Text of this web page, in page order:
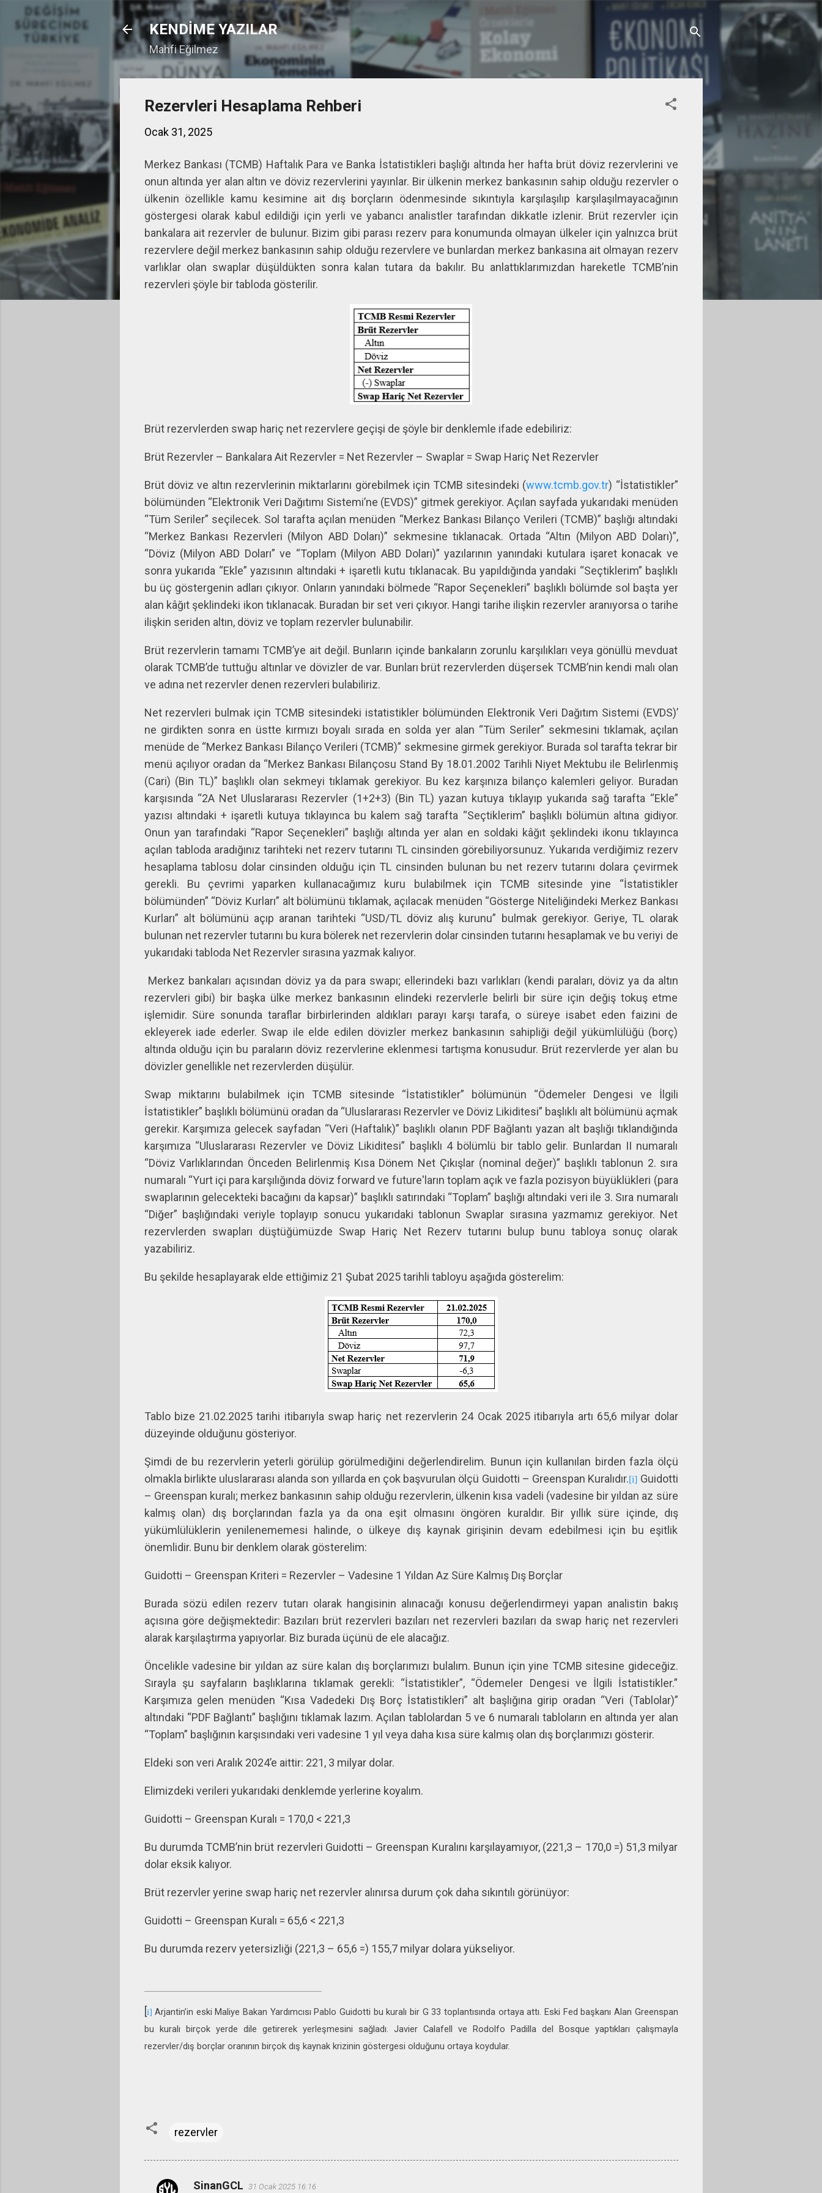
Ana içeriğe atla
KENDİME YAZILAR
Mahfi Eğilmez
Rezervleri Hesaplama Rehberi
Ocak 31, 2025
Merkez Bankası (TCMB) Haftalık Para ve Banka İstatistikleri başlığı altında her hafta brüt döviz rezervlerini ve
onun altında yer alan altın ve döviz rezervlerini yayınlar. Bir ülkenin merkez bankasının sahip olduğu rezervler o
ülkenin özellikle kamu kesimine ait dış borçların ödenmesinde sıkıntıyla karşılaşılıp karşılaşılmayacağının
göstergesi olarak kabul edildiği için yerli ve yabancı analistler tarafından dikkatle izlenir. Brüt rezervler için
bankalara ait rezervler de bulunur. Bizim gibi parası rezerv para konumunda olmayan ülkeler için yalnızca brüt
rezervlere değil merkez bankasının sahip olduğu rezervlere ve bunlardan merkez bankasına ait olmayan rezerv
varlıklar olan swaplar düşüldükten sonra kalan tutara da bakılır. Bu anlattıklarımızdan hareketle TCMB’nin
rezervleri şöyle bir tabloda gösterilir.
Brüt rezervlerden swap hariç net rezervlere geçişi de şöyle bir denklemle ifade edebiliriz:
Brüt Rezervler – Bankalara Ait Rezervler = Net Rezervler – Swaplar = Swap Hariç Net Rezervler
Brüt döviz ve altın rezervlerinin miktarlarını görebilmek için TCMB sitesindeki (www.tcmb.gov.tr) “İstatistikler”
bölümünden “Elektronik Veri Dağıtımı Sistemi’ne (EVDS)” gitmek gerekiyor. Açılan sayfada yukarıdaki menüden
“Tüm Seriler” seçilecek. Sol tarafta açılan menüden “Merkez Bankası Bilanço Verileri (TCMB)” başlığı altındaki
“Merkez Bankası Rezervleri (Milyon ABD Doları)” sekmesine tıklanacak. Ortada “Altın (Milyon ABD Doları)”,
“Döviz (Milyon ABD Doları” ve “Toplam (Milyon ABD Doları)” yazılarının yanındaki kutulara işaret konacak ve
sonra yukarıda “Ekle” yazısının altındaki + işaretli kutu tıklanacak. Bu yapıldığında yandaki “Seçtiklerim” başlıklı
bu üç göstergenin adları çıkıyor. Onların yanındaki bölmede “Rapor Seçenekleri” başlıklı bölümde sol başta yer
alan kâğıt şeklindeki ikon tıklanacak. Buradan bir set veri çıkıyor. Hangi tarihe ilişkin rezervler aranıyorsa o tarihe
ilişkin seriden altın, döviz ve toplam rezervler bulunabilir.
Brüt rezervlerin tamamı TCMB’ye ait değil. Bunların içinde bankaların zorunlu karşılıkları veya gönüllü mevduat
olarak TCMB’de tuttuğu altınlar ve dövizler de var. Bunları brüt rezervlerden düşersek TCMB’nin kendi malı olan
ve adına net rezervler denen rezervleri bulabiliriz.
Net rezervleri bulmak için TCMB sitesindeki istatistikler bölümünden Elektronik Veri Dağıtım Sistemi (EVDS)’
ne girdikten sonra en üstte kırmızı boyalı sırada en solda yer alan “Tüm Seriler” sekmesini tıklamak, açılan
menüde de “Merkez Bankası Bilanço Verileri (TCMB)” sekmesine girmek gerekiyor. Burada sol tarafta tekrar bir
menü açılıyor oradan da “Merkez Bankası Bilançosu Stand By 18.01.2002 Tarihli Niyet Mektubu ile Belirlenmiş
(Cari) (Bin TL)” başlıklı olan sekmeyi tıklamak gerekiyor. Bu kez karşınıza bilanço kalemleri geliyor. Buradan
karşısında “2A Net Uluslararası Rezervler (1+2+3) (Bin TL) yazan kutuya tıklayıp yukarıda sağ tarafta “Ekle”
yazısı altındaki + işaretli kutuya tıklayınca bu kalem sağ tarafta “Seçtiklerim” başlıklı bölümün altına gidiyor.
Onun yan tarafındaki “Rapor Seçenekleri” başlığı altında yer alan en soldaki kâğıt şeklindeki ikonu tıklayınca
açılan tabloda aradığınız tarihteki net rezerv tutarını TL cinsinden görebiliyorsunuz. Yukarıda verdiğimiz rezerv
hesaplama tablosu dolar cinsinden olduğu için TL cinsinden bulunan bu net rezerv tutarını dolara çevirmek
gerekli. Bu çevrimi yaparken kullanacağımız kuru bulabilmek için TCMB sitesinde yine “İstatistikler
bölümünden” “Döviz Kurları” alt bölümünü tıklamak, açılacak menüden “Gösterge Niteliğindeki Merkez Bankası
Kurları” alt bölümünü açıp aranan tarihteki “USD/TL döviz alış kurunu” bulmak gerekiyor. Geriye, TL olarak
bulunan net rezervler tutarını bu kura bölerek net rezervlerin dolar cinsinden tutarını hesaplamak ve bu veriyi de
yukarıdaki tabloda Net Rezervler sırasına yazmak kalıyor.
Merkez bankaları açısından döviz ya da para swapı; ellerindeki bazı varlıkları (kendi paraları, döviz ya da altın
rezervleri gibi) bir başka ülke merkez bankasının elindeki rezervlerle belirli bir süre için değiş tokuş etme
işlemidir. Süre sonunda taraflar birbirlerinden aldıkları parayı karşı tarafa, o süreye isabet eden faizini de
ekleyerek iade ederler. Swap ile elde edilen dövizler merkez bankasının sahipliği değil yükümlülüğü (borç)
altında olduğu için bu paraların döviz rezervlerine eklenmesi tartışma konusudur. Brüt rezervlerde yer alan bu
dövizler genellikle net rezervlerden düşülür.
Swap miktarını bulabilmek için TCMB sitesinde “İstatistikler” bölümünün “Ödemeler Dengesi ve İlgili
İstatistikler” başlıklı bölümünü oradan da “Uluslararası Rezervler ve Döviz Likiditesi” başlıklı alt bölümünü açmak
gerekir. Karşımıza gelecek sayfadan “Veri (Haftalık)” başlıklı olanın PDF Bağlantı yazan alt başlığı tıklandığında
karşımıza “Uluslararası Rezervler ve Döviz Likiditesi” başlıklı 4 bölümlü bir tablo gelir. Bunlardan II numaralı
“Döviz Varlıklarından Önceden Belirlenmiş Kısa Dönem Net Çıkışlar (nominal değer)” başlıklı tablonun 2. sıra
numaralı “Yurt içi para karşılığında döviz forward ve future'ların toplam açık ve fazla pozisyon büyüklükleri (para
swaplarının gelecekteki bacağını da kapsar)” başlıklı satırındaki “Toplam” başlığı altındaki veri ile 3. Sıra numaralı
“Diğer” başlığındaki veriyle toplayıp sonucu yukarıdaki tablonun Swaplar sırasına yazmamız gerekiyor. Net
rezervlerden swapları düştüğümüzde Swap Hariç Net Rezerv tutarını bulup bunu tabloya sonuç olarak
yazabiliriz.
Bu şekilde hesaplayarak elde ettiğimiz 21 Şubat 2025 tarihli tabloyu aşağıda gösterelim:
Tablo bize 21.02.2025 tarihi itibarıyla swap hariç net rezervlerin 24 Ocak 2025 itibarıyla artı 65,6 milyar dolar
düzeyinde olduğunu gösteriyor.
Şimdi de bu rezervlerin yeterli görülüp görülmediğini değerlendirelim. Bunun için kullanılan birden fazla ölçü
olmakla birlikte uluslararası alanda son yıllarda en çok başvurulan ölçü Guidotti – Greenspan Kuralıdır.[i] Guidotti
– Greenspan kuralı; merkez bankasının sahip olduğu rezervlerin, ülkenin kısa vadeli (vadesine bir yıldan az süre
kalmış olan) dış borçlarından fazla ya da ona eşit olmasını öngören kuraldır. Bir yıllık süre içinde, dış
yükümlülüklerin yenilenememesi halinde, o ülkeye dış kaynak girişinin devam edebilmesi için bu eşitlik
önemlidir. Bunu bir denklem olarak gösterelim:
Guidotti – Greenspan Kriteri = Rezervler – Vadesine 1 Yıldan Az Süre Kalmış Dış Borçlar
Burada sözü edilen rezerv tutarı olarak hangisinin alınacağı konusu değerlendirmeyi yapan analistin bakış
açısına göre değişmektedir: Bazıları brüt rezervleri bazıları net rezervleri bazıları da swap hariç net rezervleri
alarak karşılaştırma yapıyorlar. Biz burada üçünü de ele alacağız.
Öncelikle vadesine bir yıldan az süre kalan dış borçlarımızı bulalım. Bunun için yine TCMB sitesine gideceğiz.
Sırayla şu sayfaların başlıklarına tıklamak gerekli: “İstatistikler”, “Ödemeler Dengesi ve İlgili İstatistikler.”
Karşımıza gelen menüden “Kısa Vadedeki Dış Borç İstatistikleri” alt başlığına girip oradan “Veri (Tablolar)”
altındaki “PDF Bağlantı” başlığını tıklamak lazım. Açılan tablolardan 5 ve 6 numaralı tabloların en altında yer alan
“Toplam” başlığının karşısındaki veri vadesine 1 yıl veya daha kısa süre kalmış olan dış borçlarımızı gösterir.
Eldeki son veri Aralık 2024’e aittir: 221, 3 milyar dolar.
Elimizdeki verileri yukarıdaki denklemde yerlerine koyalım.
Guidotti – Greenspan Kuralı = 170,0 < 221,3
Bu durumda TCMB’nin brüt rezervleri Guidotti – Greenspan Kuralını karşılayamıyor, (221,3 – 170,0 =) 51,3 milyar
dolar eksik kalıyor.
Brüt rezervler yerine swap hariç net rezervler alınırsa durum çok daha sıkıntılı görünüyor:
Guidotti – Greenspan Kuralı = 65,6 < 221,3
Bu durumda rezerv yetersizliği (221,3 – 65,6 =) 155,7 milyar dolara yükseliyor.
[i] Arjantin’in eski Maliye Bakan Yardımcısı Pablo Guidotti bu kuralı bir G 33 toplantısında ortaya attı. Eski Fed başkanı Alan Greenspan
bu kuralı birçok yerde dile getirerek yerleşmesini sağladı. Javier Calafell ve Rodolfo Padilla del Bosque yaptıkları çalışmayla
rezervler/dış borçlar oranının birçok dış kaynak krizinin göstergesi olduğunu ortaya koydular.
rezervler
SinanGCL 31 Ocak 2025 16:16